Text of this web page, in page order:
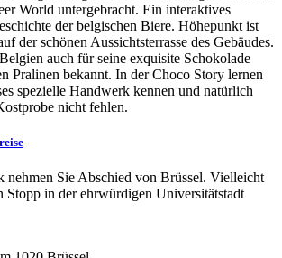
World untergebracht. Ein interaktives
der belgischen Biere. Höhepunkt ist
der schönen Aussichtsterrasse des Gebäudes.
auch für seine exquisite Schokolade
Pralinen bekannt. In der Choco Story lernen
spezielle Handwerk kennen und natürlich
nicht fehlen.
nehmen Sie Abschied von Brüssel. Vielleicht
Stopp in der ehrwürdigen Universitätstadt